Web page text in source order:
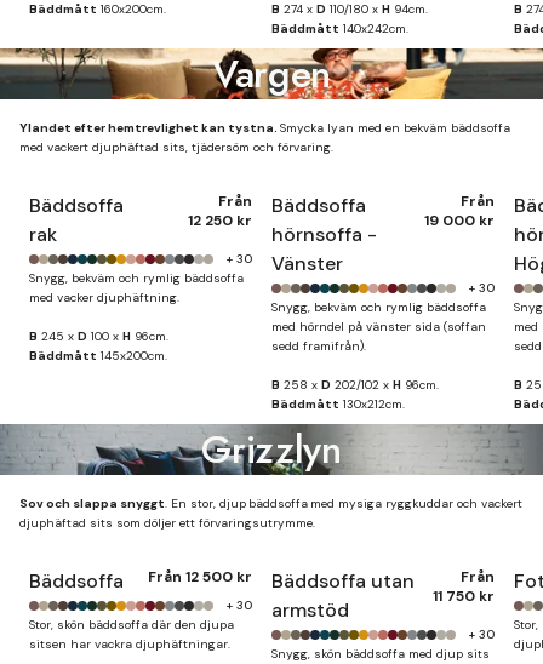
Bäddmått 160x200cm. B 274 x D 110/180 x H 94cm.
Bäddmått 140x242cm.
B
Vargen
Ylandet efter hemtrevlighet kan tystna. Smycka lyan med en bekväm bäddsoffa
med vackert djuphäftad sits, tjädersöm och förvaring.
Bäddsoffa
rak
Från
12 250 kr
+ 30
Snygg, bekväm och rymlig bäddsoffa
med vacker djuphäftning.
B 245 x D 100 x H 96cm.
Bäddmått 145x200cm.
Bäddsoffa
hörnsoffa -
Vänster
Från
19 000 kr
+ 30
Snygg, bekväm och rymlig bäddsoffa
med hörndel på vänster sida (soffan
sedd framifrån).
B 258 x D 202/102 x H 96cm.
Bäddmått 130x212cm.
B
Grizzlyn
Sov och slappa snyggt. En stor, djup bäddsoffa med mysiga ryggkuddar och vackert
djuphäftad sits som döljer ett förvaringsutrymme.
Bäddsoffa Från 12 500 kr
+ 30
Stor, skön bäddsoffa där den djupa
sitsen har vackra djuphäftningar.
Bäddsoffa utan
armstöd
Från
11 750 kr
+ 30
Snygg, skön bäddsoffa med djup sits